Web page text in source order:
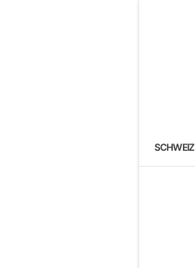
SCHWEIZ